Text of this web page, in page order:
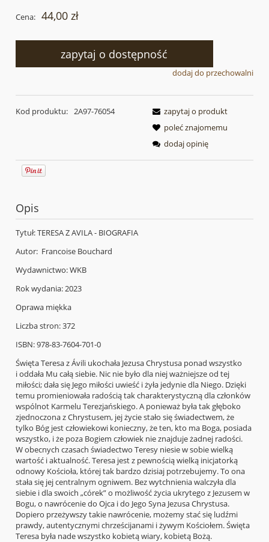
Cena: 44,00 zł
zapytaj o dostępność
dodaj do przechowalni
Kod produktu: 2A97-76054
zapytaj o produkt
poleć znajomemu
dodaj opinię
Opis
Tytuł: TERESA Z AVILA - BIOGRAFIA
Autor: Francoise Bouchard
Wydawnictwo: WKB
Rok wydania: 2023
Oprawa miękka
Liczba stron: 372
ISBN: 978-83-7604-701-0
Święta Teresa z Ávili ukochała Jezusa Chrystusa ponad wszystko
i oddała Mu całą siebie. Nic nie było dla niej ważniejsze od tej
miłości; dała się Jego miłości uwieść i żyła jedynie dla Niego. Dzięki
temu promieniowała radością tak charakterystyczną dla członków
wspólnot Karmelu Terezjańskiego. A ponieważ była tak głęboko
zjednoczona z Chrystusem, jej życie stało się świadectwem, że
tylko Bóg jest człowiekowi konieczny, że ten, kto ma Boga, posiada
wszystko, i że poza Bogiem człowiek nie znajduje żadnej radości.
W obecnych czasach świadectwo Teresy niesie w sobie wielką
wartość i aktualność. Teresa jest z pewnością wielką inicjatorką
odnowy Kościoła, której tak bardzo dzisiaj potrzebujemy. To ona
stała się jej centralnym ogniwem. Bez wytchnienia walczyła dla
siebie i dla swoich „córek” o możliwość życia ukrytego z Jezusem w
Bogu, o nawrócenie do Ojca i do Jego Syna Jezusa Chrystusa.
Dopiero przeżywszy takie nawrócenie, możemy stać się ludźmi
prawdy, autentycznymi chrześcijanami i żywym Kościołem. Święta
Teresa była nade wszystko kobietą wiary, kobietą Bożą.